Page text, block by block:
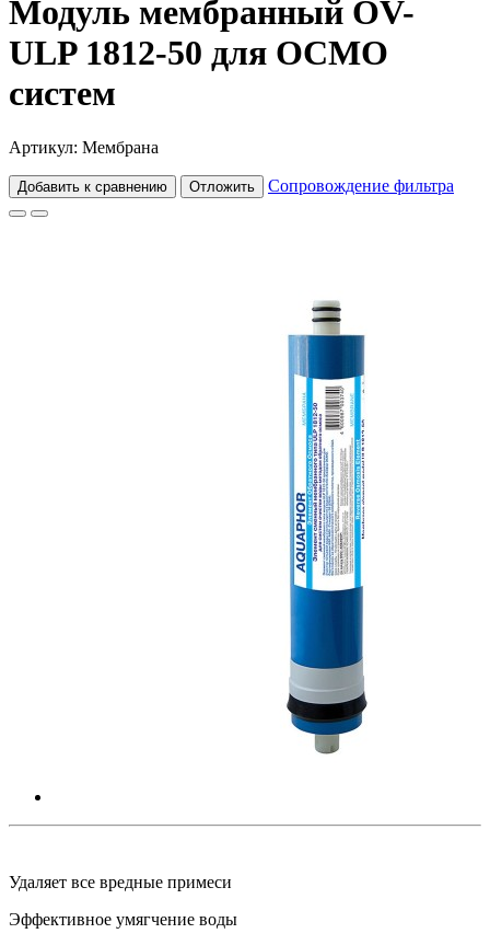
Модуль мембранный OV-
ULP 1812-50 для ОСМО
систем
Артикул: Мембрана
Добавить к сравнению Отложить Сопровождение фильтра
Удаляет все вредные примеси
Эффективное умягчение воды